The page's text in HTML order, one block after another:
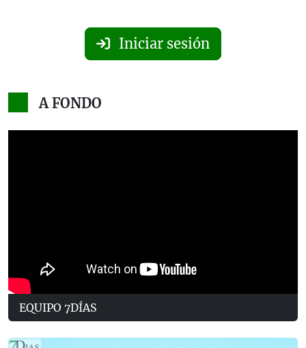
Iniciar sesión
A FONDO
EQUIPO 7DÍAS